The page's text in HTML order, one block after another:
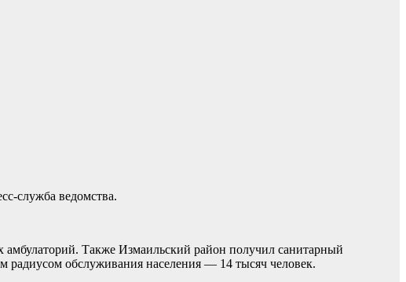
служба ведомства.
Также Измаильский район получил санитарный
обслуживания населения — 14 тысяч человек.